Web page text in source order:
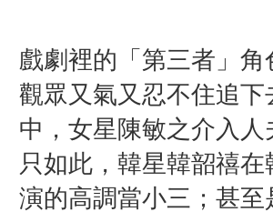
戲劇裡的「第三者」角
觀眾又氣又忍不住追下
中， 女星 陳敏之介入人
只如此，韓星韓韶禧在
演的高調當小三；甚至